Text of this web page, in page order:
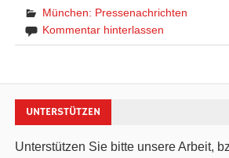
München: Pressenachrichten
Kommentar hinterlassen
UNTERSTÜTZEN
Unterstützen Sie bitte unsere Arbeit,